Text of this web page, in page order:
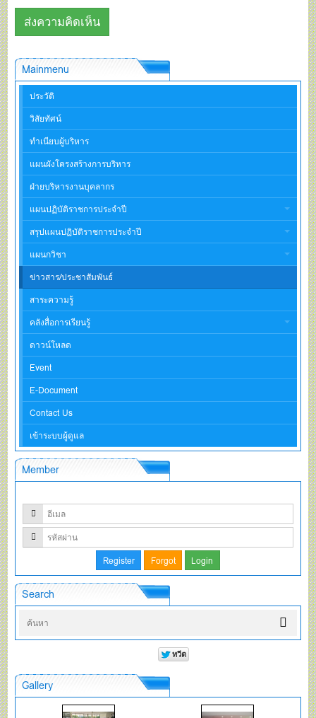
Mainmenu
ประวัติ
วิสัยทัศน์
ทำเนียบผู้บริหาร
แผนผังโครงสร้างการบริหาร
ฝ่ายบริหารงานบุคลากร
แผนปฏิบัติราชการประจำปี
สรุปแผนปฏิบัติราชการประจำปี
แผนกวิชา
ข่าวสาร/ประชาสัมพันธ์
สาระความรู้
คลังสื่อการเรียนรู้
ดาวน์โหลด
Event
E-Document
Contact Us
เข้าระบบผู้ดูแล
Member
Search
Gallery